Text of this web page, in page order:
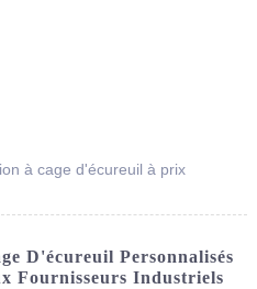
à cage d'écureuil à prix
D'écureuil Personnalisés
Fournisseurs Industriels